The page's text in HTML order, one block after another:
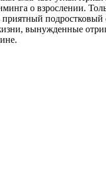
о взрослении.
вынужденные